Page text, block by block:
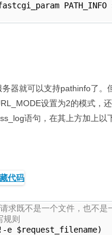
器就可以支持pathinfo了。
设置为2的模式，
语句，在其上方加上以
求既不是一个文件，也不是
规则
e $request_filename)